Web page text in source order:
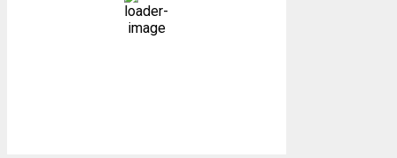
52 %
1009 mb